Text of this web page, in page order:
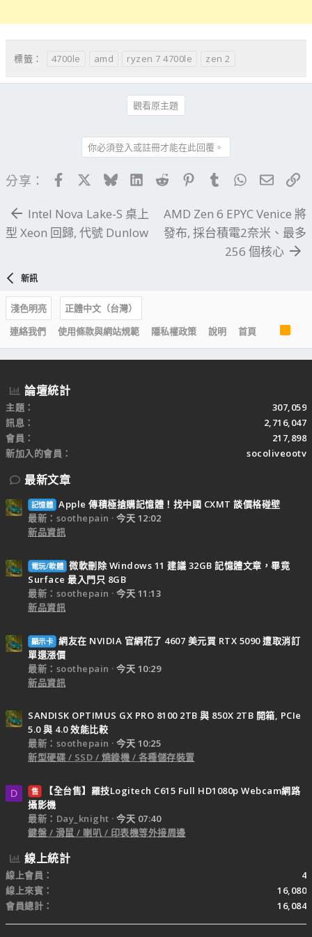
標籤： 4700le amd ryzen 7 4700le zen 2
觀看原主題
你必須登入或註冊才能在此回覆。
分享： FacebookBlueskyLinkedIn
Reddit PinterestTumblrWhatsApp
電子
Intel Nova Lake-S 桌上
型 Xeon 回歸, 代號 Dunlow
AMD Zen 6 EPYC Venice 將
發布, 採台積電2奈米、最多
256 個核心
新訊
淺色明亮
正體中文（台灣）
連絡我們
使用條款與網站規範 隱私權政策 說明 首頁
R
S
S
論壇統計
主題
307,059
訊息
2,716,047
會員
217,898
新加入的會員
socoliveootv
最新文章
記憶體 Apple 傳積極搶購記憶體！找中國 CXMT 談價格碰壁
最新：soothepain
今天 12:02
新品資訊
電玩/軟體 微軟刪除 Windows 11 建議 32GB 記憶體文章，畢竟
Surface 最入門只 8GB
最新：soothepain
今天 11:13
新品資訊
顯示卡 網友在 NVIDIA 官網花了 4607 美元買 RTX 5090 遭取消訂
單還漲價
最新：soothepain
今天 10:29
新品資訊
SANDISK OPTIMUS GX PRO 8100 2TB 與 850X 2TB 開箱, PCIe
5.0 與 4.0 效能比較
最新：soothepain
今天 10:25
新型硬碟 / SSD / 燒錄機 / 各種儲存裝置
D 售
【全台售】羅技Logitech C615 Full HD1080p Webcam網路
攝影機
最新：Day_knight
今天 07:40
鍵盤 / 滑鼠 / 喇叭 / 印表機等外接周邊
線上統計
線上會員
4
線上來賓
16,080
會員總計
16,084